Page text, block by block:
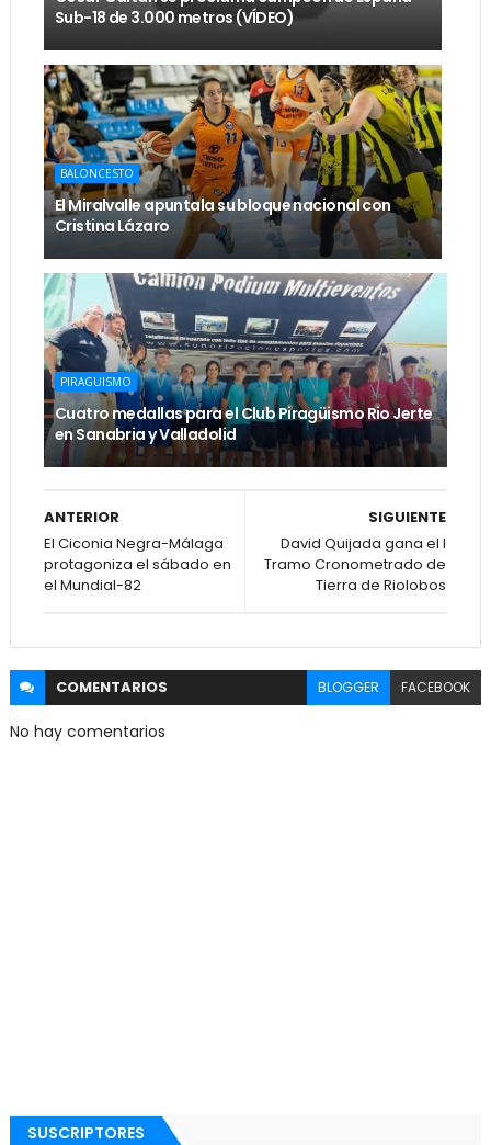
Sub-18 de 3.000 metros (VÍDEO)
BALONCESTO
El Miralvalle apuntala su bloque nacional con
Cristina Lázaro
PIRAGUISMO
Cuatro medallas para el Club Piragüismo Rio Jerte
en Sanabria y Valladolid
SIGUIENTE
David Quijada gana el I
Tramo Cronometrado de
Tierra de Riolobos
ANTERIOR
El Ciconia Negra-Málaga
protagoniza el sábado en
el Mundial-82
COMENTARIOS BLOGGER FACEBOOK
No hay comentarios
SUSCRIPTORES